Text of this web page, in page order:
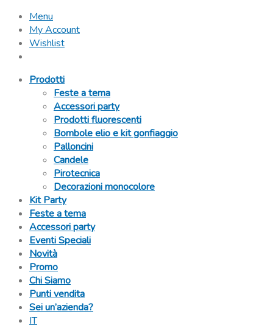
Menu
My Account
Wishlist
Prodotti
Feste a tema
Accessori party
Prodotti fluorescenti
Bombole elio e kit gonfiaggio
Palloncini
Candele
Pirotecnica
Decorazioni monocolore
Kit Party
Feste a tema
Accessori party
Eventi Speciali
Novità
Promo
Chi Siamo
Punti vendita
Sei un’azienda?
IT